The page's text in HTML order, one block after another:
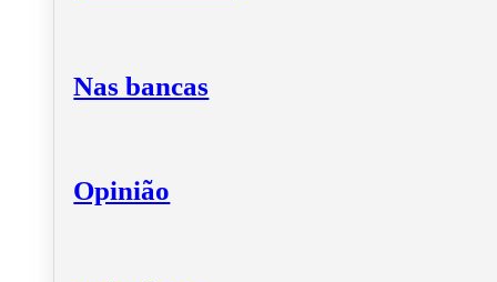
Nas bancas
Opinião